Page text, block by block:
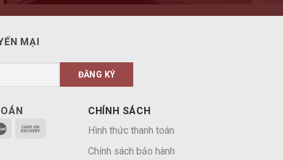
MẠI
CHÍNH SÁCH
Hình thức thanh toán
Chính sách bảo hành